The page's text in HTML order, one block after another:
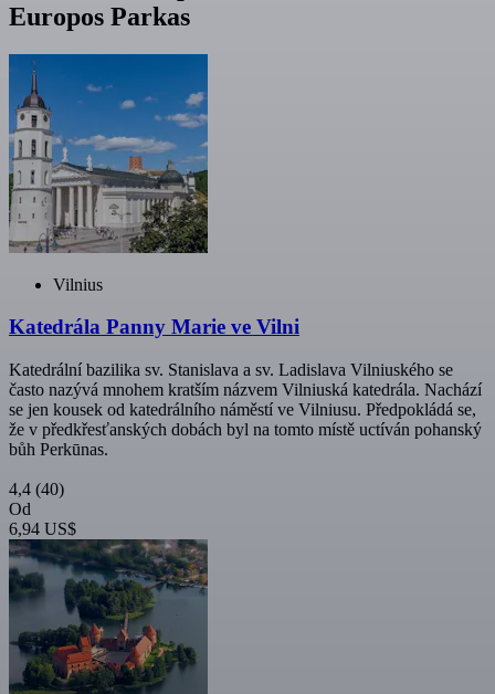
Europos Parkas
Vilnius
Katedrála Panny Marie ve Vilni
Katedrální bazilika sv. Stanislava a sv. Ladislava Vilniuského se
často nazývá mnohem kratším názvem Vilniuská katedrála. Nachází
se jen kousek od katedrálního náměstí ve Vilniusu. Předpokládá se,
že v předkřesťanských dobách byl na tomto místě uctíván pohanský
bůh Perkūnas.
4,4 (40)
Od
6,94 US$